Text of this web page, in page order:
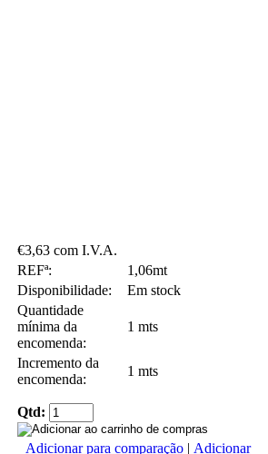
€3,63 com I.V.A.
REFª:
1,06mt
Disponibilidade:
Em stock
Quantidade
mínima da
encomenda:
1 mts
Incremento da
encomenda:
1 mts
Qtd:
Adicionar para comparação | Adicionar